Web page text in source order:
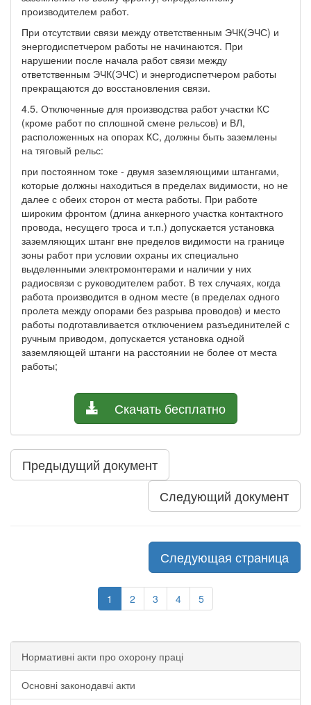
производителем работ.
При отсутствии связи между ответственным ЭЧК(ЭЧС) и
энергодиспетчером работы не начинаются. При
нарушении после начала работ связи между
ответственным ЭЧК(ЭЧС) и энергодиспетчером работы
прекращаются до восстановления связи.
4.5. Отключенные для производства работ участки КС
(кроме работ по сплошной смене рельсов) и ВЛ,
расположенных на опорах КС, должны быть заземлены
на тяговый рельс:
при постоянном токе - двумя заземляющими штангами,
которые должны находиться в пределах видимости, но не
далее с обеих сторон от места работы. При работе
широким фронтом (длина анкерного участка контактного
провода, несущего троса и т.п.) допускается установка
заземляющих штанг вне пределов видимости на границе
зоны работ при условии охраны их специально
выделенными электромонтерами и наличии у них
радиосвязи с руководителем работ. В тех случаях, когда
работа производится в одном месте (в пределах одного
пролета между опорами без разрыва проводов) и место
работы подготавливается отключением разъединителей с
ручным приводом, допускается установка одной
заземляющей штанги на расстоянии не более от места
работы;
Скачать бесплатно
Предыдущий документ
Следующий документ
Следующая страница
1 2 3 4 5
Нормативні акти про охорону праці
Основні законодавчі акти